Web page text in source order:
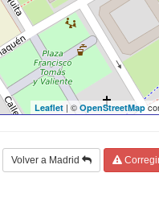
Leaflet | © OpenStreetMap
Volver a Madrid